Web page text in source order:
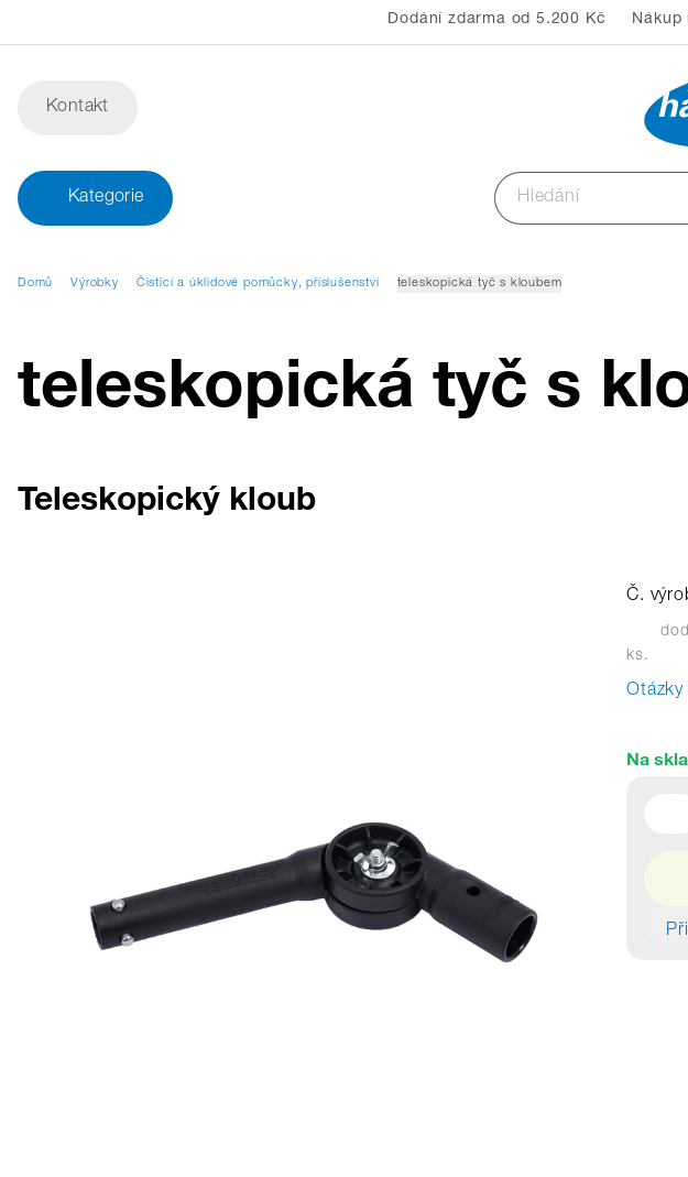
Dodání zdarma od 5.200 Kč Nákup
Kontakt
Kategorie
Domů Výrobky Čisticí a úklidové pomůcky, příslušenství teleskopická tyč s kloubem
teleskopická tyč s
Teleskopický kloub
Č.
ks.
Otázky
Na